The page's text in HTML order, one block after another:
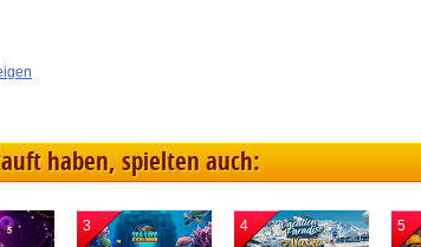
haben, spielten auch:
3 4 5